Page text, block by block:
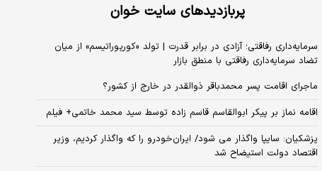
پربازدیدهای سایت خوان
سرمایه‌داری رفاقتی؛ آزادی در برابر قدرت | تولد «کورپوراتیسم» از میان
تضاد سرمایه‌داری رفاقتی با منطق بازار
ماجرای اقامت پسر محمدباقر ذوالقدر در خارج از کشور؟
اقامه نماز بر پیکر ابوالقاسم قاسم زاده توسط سید محمد خاتمی+ فیلم
پزشکیان: سایپا واگذار می شود/ ایران‌خودرو را که واگذار کردیم، وزیر
اقتصاد دولت استیضاح شد